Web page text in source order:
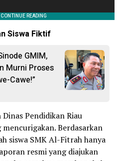
Siswa Fiktif
GMIM,
Murni Proses
Cawe!”
Pendidikan Riau
Berdasarkan
siswa SMK Al-Fitrah hanya
resmi yang diajukan